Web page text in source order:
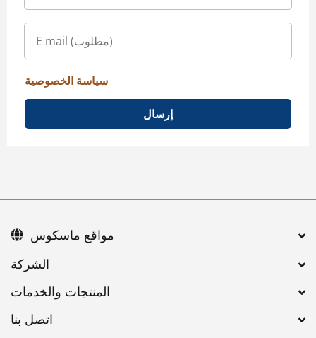
سياسة الخصوصية
إرسال
اتصل بنا
مواقع ماسكوس